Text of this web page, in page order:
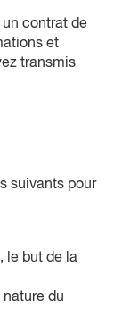
contrat de
et
transmis
suivants pour
le but de la
du